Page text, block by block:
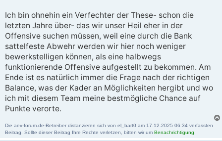
Ich bin ohnehin ein Verfechter der These- schon die
letzten Jahre über- das wir unser Heil eher in der
Offensive suchen müssen, weil eine durch die Bank
sattelfeste Abwehr werden wir hier noch weniger
bewerkstelligen können, als eine halbwegs
funktionierende Offensive aufgestellt zu bekommen. Am
Ende ist es natürlich immer die Frage nach der richtigen
Balance, was der Kader an Möglichkeiten hergibt und wo
ich mit diesem Team meine bestmögliche Chance auf
Punkte verorte.
Die aev-forum.de-Betreiber distanzieren sich von el_bart0 am 17.12.2025 06:34 verfassten
Beitrag. Sollte dieser Beitrag Ihre Rechte verletzen, bitten wir um Benachrichtigung